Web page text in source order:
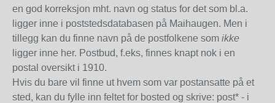
en god korreksjon mht. navn og status for det som bl.a.
ligger inne i poststedsdatabasen på Maihaugen. Men i
tillegg kan du finne navn på de postfolkene som ikke
ligger inne her. Postbud, f.eks, finnes knapt nok i en
postal oversikt i 1910.
Hvis du bare vil finne ut hvem som var postansatte på et
sted, kan du fylle inn feltet for bosted og skrive: post* - i